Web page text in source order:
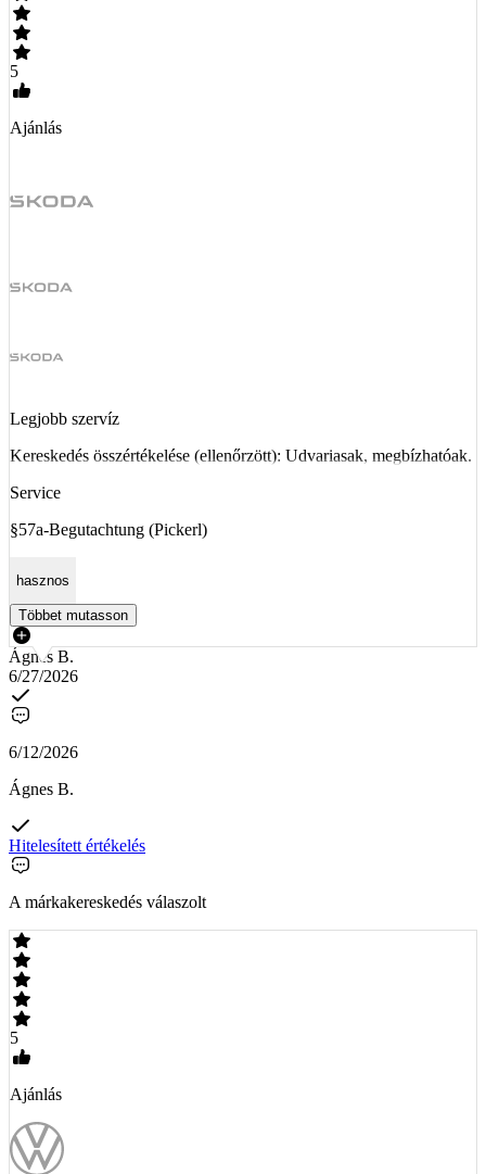
5
Ajánlás
Legjobb szervíz
Kereskedés összértékelése (ellenőrzött): Udvariasak, megbízhatóak.
Service
§57a-Begutachtung (Pickerl)
hasznos
Többet mutasson
Ágnes B.
6/27/2026
6/12/2026
Ágnes B.
Hitelesített értékelés
A márkakereskedés válaszolt
5
Ajánlás